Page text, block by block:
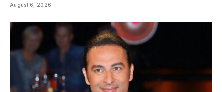
August 6, 2026